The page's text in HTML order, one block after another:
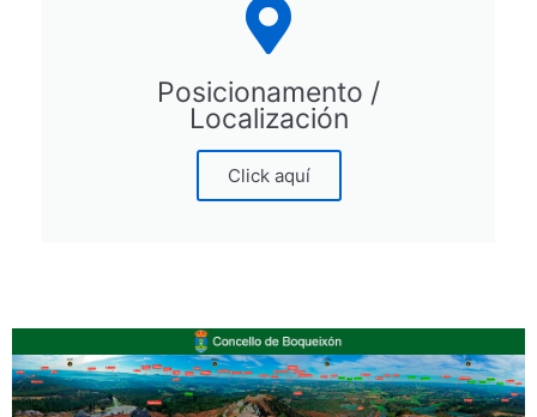
Posicionamento /
Localización
Click aquí